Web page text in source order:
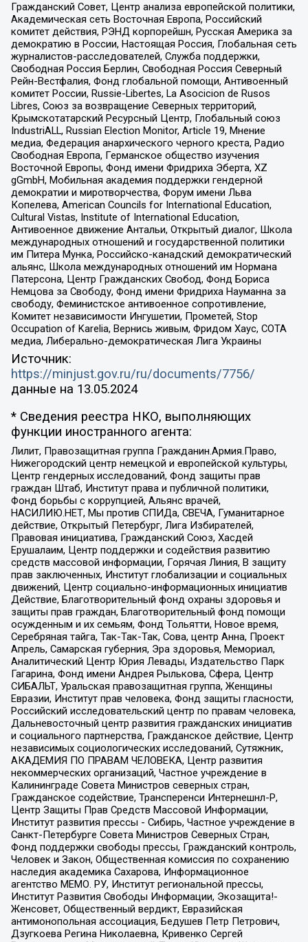
Гражданский Совет, Центр анализа европейской политики,
Академическая сеть Восточная Европа, Российский
комитет действия, РЭНД корпорейшн, Русская Америка за
демократию в России, Настоящая Россия, Глобальная сеть
журналистов-расследователей, Служба поддержки,
Свободная Россия Берлин, Свободная Россия Северный
Рейн-Вестфалия, Фонд глобальной помощи, Антивоенный
комитет России, Russie-Libertes, La Asocicion de Rusos
Libres, Союз за возвращение Северных территорий,
Крымскотатарский Ресурсный Центр, Глобальный союз
IndustriALL, Russian Election Monitor, Article 19, Мнение
медиа, Федерация анархического черного креста, Радио
Свободная Европа, Германское общество изучения
Восточной Европы, Фонд имени Фридриха Эберта, XZ
gGmbH, Мобильная академия поддержки гендерной
демократии и миротворчества, Форум имени Льва
Копелева, American Councils for International Education,
Cultural Vistas, Institute of International Education,
Антивоенное движение Антальи, Открытый диалог, Школа
международных отношений и государственной политики
им Питера Мунка, Российско-канадский демократический
альянс, Школа международных отношений им Нормана
Патерсона, Центр Гражданских Свобод, Фонд Бориса
Немцова за Свободу, Фонд имени Фридриха Науманна за
свободу, Феминистское антивоенное сопротивление,
Комитет независимости Ингушетии, Прометей, Stop
Occupation of Karelia, Вернись живым, Фридом Хаус, СОТА
медиа, Либерально-демократическая Лига Украины
Источник:
https://minjust.gov.ru/ru/documents/7756/
данные на 13.05.2024
* Сведения реестра НКО, выполняющих
функции иностранного агента:
Лилит, Правозащитная группа Гражданин.Армия.Право,
Нижегородский центр немецкой и европейской культуры,
Центр гендерных исследований, Фонд защиты прав
граждан Штаб, Институт права и публичной политики,
Фонд борьбы с коррупцией, Альянс врачей,
НАСИЛИЮ.НЕТ, Мы против СПИДа, СВЕЧА, Гуманитарное
действие, Открытый Петербург, Лига Избирателей,
Правовая инициатива, Гражданский Союз, Хасдей
Ерушалаим, Центр поддержки и содействия развитию
средств массовой информации, Горячая Линия, В защиту
прав заключенных, Институт глобализации и социальных
движений, Центр социально-информационных инициатив
Действие, Благотворительный фонд охраны здоровья и
защиты прав граждан, Благотворительный фонд помощи
осужденным и их семьям, Фонд Тольятти, Новое время,
Серебряная тайга, Так-Так-Так, Сова, центр Анна, Проект
Апрель, Самарская губерния, Эра здоровья, Мемориал,
Аналитический Центр Юрия Левады, Издательство Парк
Гагарина, Фонд имени Андрея Рылькова, Сфера, Центр
СИБАЛЬТ, Уральская правозащитная группа, Женщины
Евразии, Институт прав человека, Фонд защиты гласности,
Российский исследовательский центр по правам человека,
Дальневосточный центр развития гражданских инициатив
и социального партнерства, Гражданское действие, Центр
независимых социологических исследований, Сутяжник,
АКАДЕМИЯ ПО ПРАВАМ ЧЕЛОВЕКА, Центр развития
некоммерческих организаций, Частное учреждение в
Калининграде Совета Министров северных стран,
Гражданское содействие, Трансперенси Интернешнл-Р,
Центр Защиты Прав Средств Массовой Информации,
Институт развития прессы - Сибирь, Частное учреждение в
Санкт-Петербурге Совета Министров Северных Стран,
Фонд поддержки свободы прессы, Гражданский контроль,
Человек и Закон, Общественная комиссия по сохранению
наследия академика Сахарова, Информационное
агентство МЕМО. РУ, Институт региональной прессы,
Институт Развития Свободы Информации, Экозащита!-
Женсовет, Общественный вердикт, Евразийская
антимонопольная ассоциация, Бедушев Петр Петрович,
Дзугкоева Регина Николаевна, Кривенко Сергей